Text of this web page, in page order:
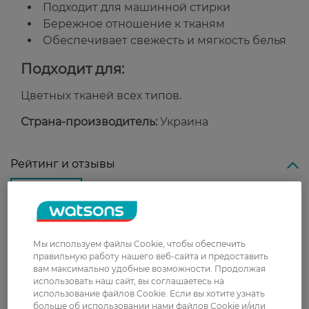
Подходит для машинной стирки
Бережное отношение к тканям
Обеспечивает свежесть и мягкость белья
Подходит для:
Цветных тканей всех типов.
Страна-производитель: Украина
Рейтинг и отзывы
0
З 0 відгуків
0 відгуків
Доставка
Мы используем файлы Cookie, чтобы обеспечить
правильную работу нашего веб-сайта и предоставить
вам максимально удобные возможности. Продолжая
использовать наш сайт, вы соглашаетесь на
использование файлов Cookie. Если вы хотите узнать
больше об использовании нами файлов Cookie и/или